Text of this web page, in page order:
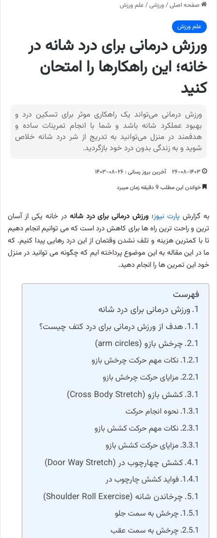
صفحه اصلی/ ورزشی/علم ورزش
علم ورزش
ورزش درمانی برای درد شانه در
خانه؛ این راهکارها را امتحان
کنید
ورزش درمانی می‌تواند یک راهکاری موثر برای تسکین درد و
بهبود عملکرد شانه باشد و شما با انجام تمرینات ساده و
هدفمند در منزل می‌توانید به تدریج از شر درد شانه خلاص
شوید و به زندگی بدون درد خود بازگردید.
۲۶-۰۸-۱۴۰۳
آخرین بروز رسانی : ۲۶-۰۸-۱۴۰۳
خواندن این مطلب 9 دقیقه زمان میبرد
به گزارش پارت نیوز؛ ورزش درمانی برای درد شانه در خانه یکی از آسان
ترین و راحت ترین راه ها برای کاهش درد است که می توانیم انجام دهیم
تا با کمترین هزینه و تلف نشدن وقتمان از این درد رهایی پیدا کنیم. که
ما در این مقاله به این موضوع پرداخته ایم که چگونه می توانید در منزل
خود این تمرین ها را انجام دهید.
فهرست
ورزش درمانی برای درد شانه
هدف از ورزش درمانی برای درد کتف چیست؟
چرخش بازو (arm circles)
نکات مهم حرکت چرخش بازو
مزایای حرکت چرخش بازو
کشش بازو (Cross Body Stretch)
نحوه انجام حرکت
نکات مهم حرکت کشش بازو
مزایای حرکت کشش بازو
کشش چهارچوب در (Door Way Stretch)
فواید کشش چارچوب در
چرخاندن شانه (Shoulder Roll Exercise)
چرخش به سمت جلو
چرخش به سمت عقب